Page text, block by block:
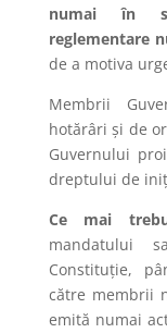
numai în
reglementare
de a motiva
Membrii
hotărâri și de
Guvernului
dreptului de
Ce mai
mandatului
Constituție,
către membrii
emită numai